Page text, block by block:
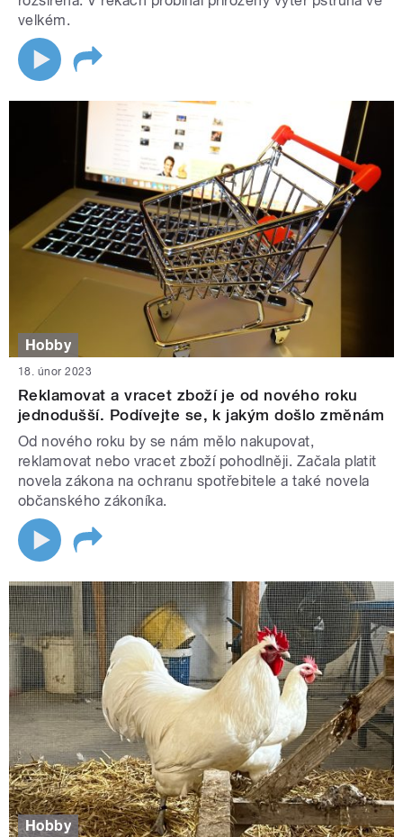
velkém.
Hobby
18. únor 2023
Reklamovat a vracet zboží je od nového roku
jednodušší. Podívejte se, k jakým došlo změnám
Od nového roku by se nám mělo nakupovat,
reklamovat nebo vracet zboží pohodlněji. Začala platit
novela zákona na ochranu spotřebitele a také novela
občanského zákoníka.
Hobby